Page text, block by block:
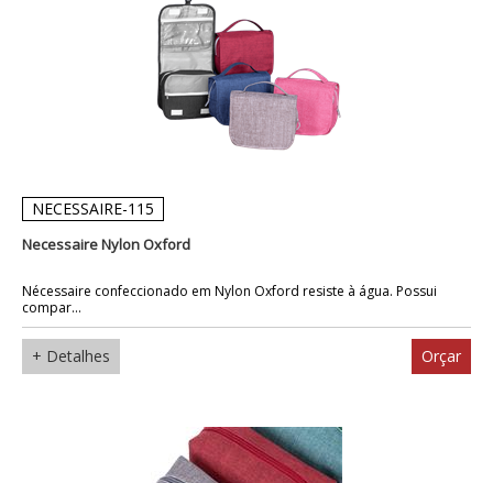
NECESSAIRE-115
Necessaire Nylon Oxford
Nécessaire confeccionado em Nylon Oxford resiste à água. Possui
compar...
+ Detalhes Orçar